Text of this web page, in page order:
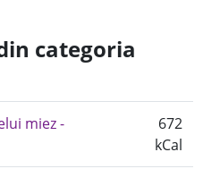
categoria
miez -
672
kCal